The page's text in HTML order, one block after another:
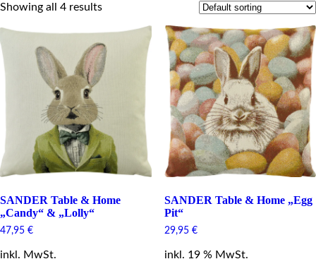
Showing all 4 results
SANDER Table & Home
„Candy“ & „Lolly“
47,95 €
inkl. MwSt.
SANDER Table & Home „Egg
Pit“
29,95 €
inkl. 19 % MwSt.